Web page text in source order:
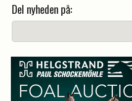
Del nyheden på: